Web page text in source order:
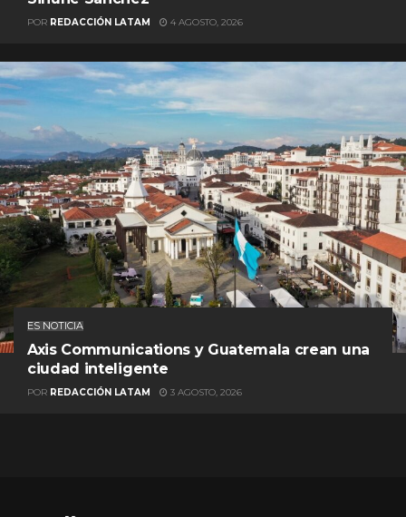
POR REDACCIÓN LATAM 4 AGOSTO, 2026
ES NOTICIA
Axis Communications y Guatemala crean una
ciudad inteligente
POR REDACCIÓN LATAM 3 AGOSTO, 2026